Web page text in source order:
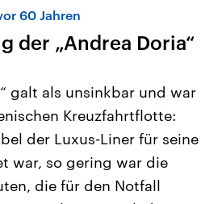
Anhalt
6.
USA
Aktuelle Beiträge,
Hintergründe
Wirtschaftlich und
60 Jahren
der „Andrea Doria“
galt als unsinkbar und war
Kreuzfahrtflotte:
der Luxus-Liner für seine
war, so gering war die
die für den Notfall